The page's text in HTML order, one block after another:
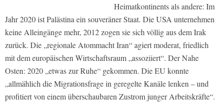
Heimatkontinents als andere: Im
Jahr 2020 ist Palästina ein souveräner Staat. Die USA unternehmen
keine Alleingänge mehr, 2012 zogen sie sich völlig aus dem Irak
zurück. Die „regionale Atommacht Iran“ agiert moderat, friedlich
mit dem europäischen Wirtschaftsraum „assoziiert“. Der Nahe
Osten: 2020 „etwas zur Ruhe“ gekommen. Die EU konnte
„allmählich die Migrationsfrage in geregelte Kanäle lenken – und
profitiert von einem überschaubaren Zustrom junger Arbeitskräfte“.